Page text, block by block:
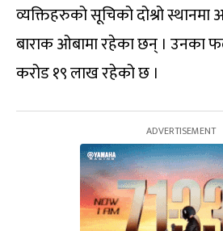
व्यक्तिहरुको सूचिको दोश्रो स्थानमा
बाराक ओबामा रहेका छन् । उनका
करोड १९ लाख रहेको छ ।